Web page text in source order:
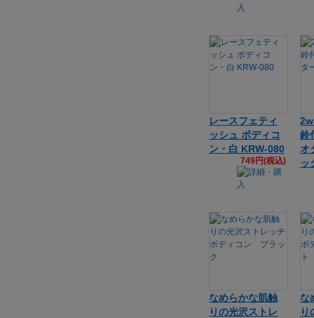
レースフェティ
ッシュ ボディコ
ン・白 KRW-080
749円(税込)
鈴
オ
ッ
なめらかな肌触
りの光沢ストレ
な
り